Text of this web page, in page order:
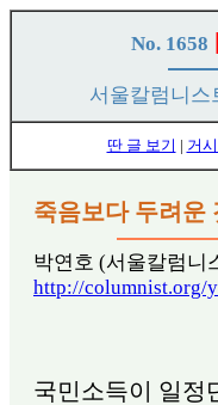
No. 1658
서울칼럼니스
딴 글 보기 | 거
죽음보다 두려운
박연호 (서울칼럼니
http://columnist.org/
국민소득이 일정